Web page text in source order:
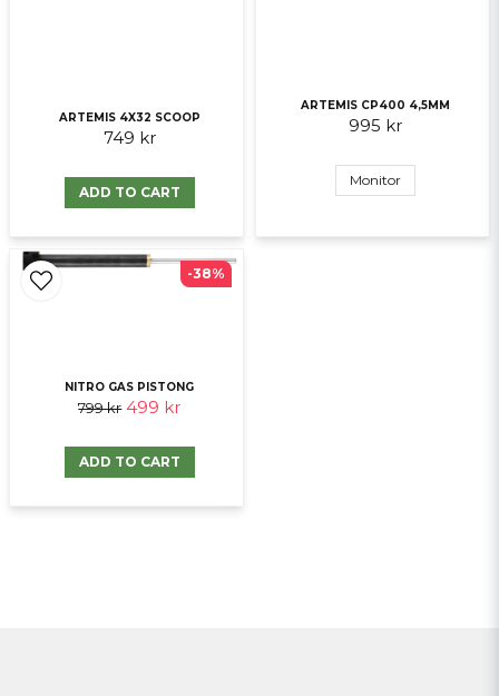
ARTEMIS 4X32 SCOOP
749 kr
ADD TO CART
ARTEMIS CP400 4,5MM
995 kr
Monitor
NITRO GAS PISTONG
799 kr 499 kr
ADD TO CART
-38%